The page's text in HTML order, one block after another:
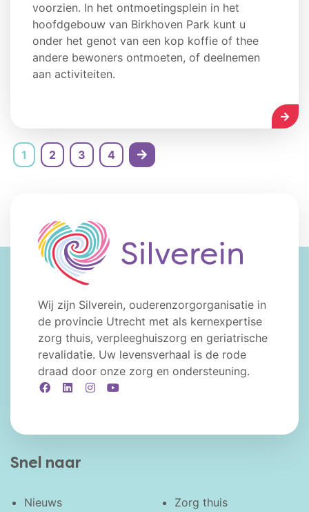
voorzien. In het ontmoetingsplein in het
hoofdgebouw van Birkhoven Park kunt u
onder het genot van een kop koffie of thee
andere bewoners ontmoeten, of deelnemen
aan activiteiten.
1 2 3 4
Wij zijn Silverein, ouderenzorgorganisatie in
de provincie Utrecht met als kernexpertise
zorg thuis, verpleeghuiszorg en geriatrische
revalidatie. Uw levensverhaal is de rode
draad door onze zorg en ondersteuning.
FacebookLinkedInInstagram
Snel naar
Nieuws
Zorg thuis